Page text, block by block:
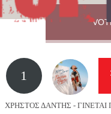
1
ΧΡΗΣΤΟΣ ΔΑΝΤΗΣ - ΓΙΝΕΤΑΙ